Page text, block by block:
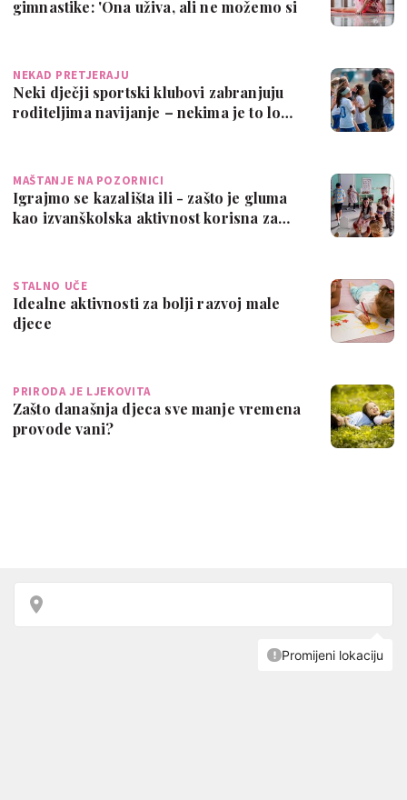
gimnastike: 'Ona uživa, ali ne možemo si
NEKAD PRETJERAJU
Neki dječji sportski klubovi zabranjuju
roditeljima navijanje – nekima je to lo…
MAŠTANJE NA POZORNICI
Igrajmo se kazališta ili - zašto je gluma
kao izvanškolska aktivnost korisna za…
STALNO UČE
Idealne aktivnosti za bolji razvoj male
djece
PRIRODA JE LJEKOVITA
Zašto današnja djeca sve manje vremena
provode vani?